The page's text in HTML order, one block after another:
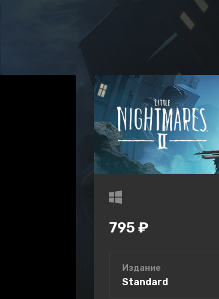
795 ₽
Издание
Standard